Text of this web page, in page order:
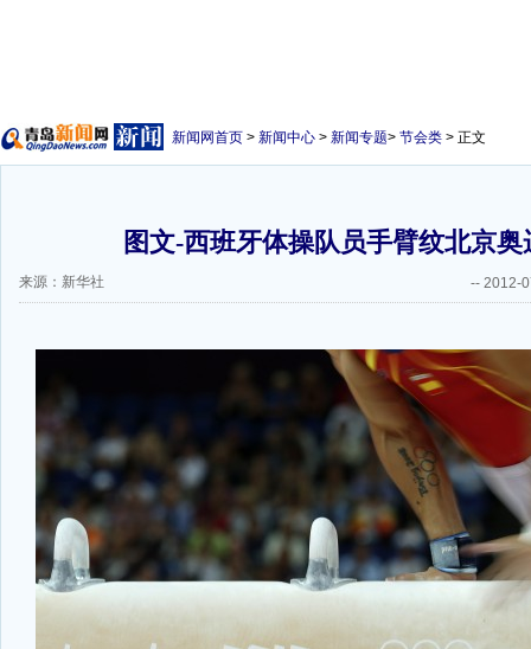
新闻网首页 > 新闻中心 > 新闻专题> 节会类 > 正文
图文-西班牙体操队员手臂纹北京奥
来源：新华社 -- 2012-